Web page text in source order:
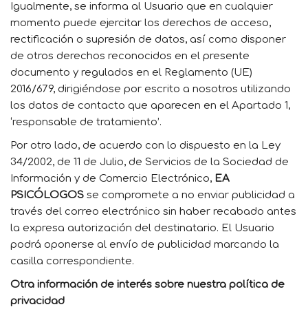
Igualmente, se informa al Usuario que en cualquier
momento puede ejercitar los derechos de acceso,
rectificación o supresión de datos, así como disponer
de otros derechos reconocidos en el presente
documento y regulados en el Reglamento (UE)
2016/679, dirigiéndose por escrito a nosotros utilizando
los datos de contacto que aparecen en el Apartado 1,
‘responsable de tratamiento’.
Por otro lado, de acuerdo con lo dispuesto en la Ley
34/2002, de 11 de Julio, de Servicios de la Sociedad de
Información y de Comercio Electrónico, EA
PSICÓLOGOS se compromete a no enviar publicidad a
través del correo electrónico sin haber recabado antes
la expresa autorización del destinatario. El Usuario
podrá oponerse al envío de publicidad marcando la
casilla correspondiente.
Otra información de interés sobre nuestra política de
privacidad